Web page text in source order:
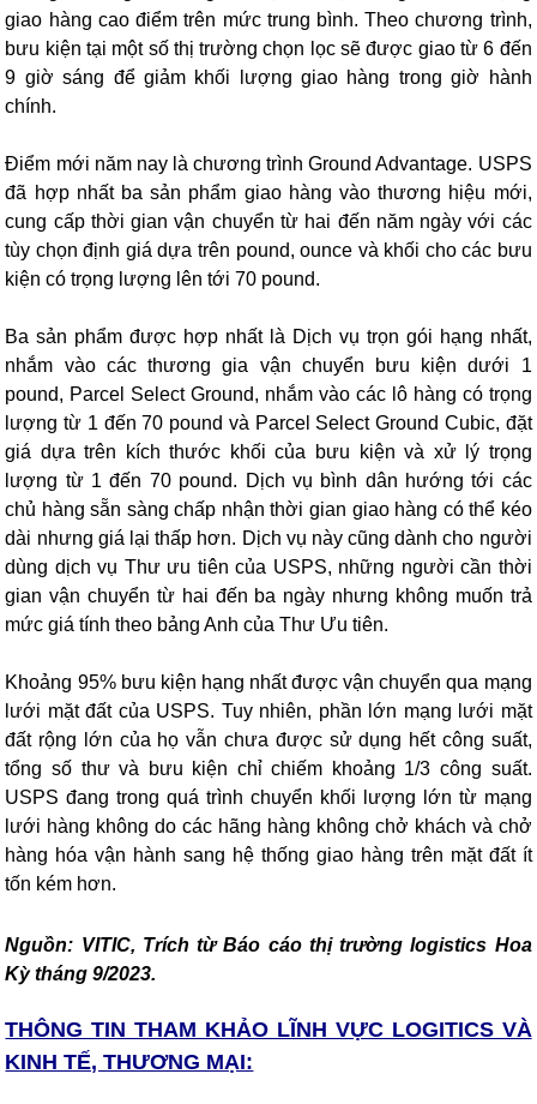
giao hàng cao điểm trên mức trung bình. Theo chương trình,
bưu kiện tại một số thị trường chọn lọc sẽ được giao từ 6 đến
9 giờ sáng để giảm khối lượng giao hàng trong giờ hành
chính.
Điểm mới năm nay là chương trình Ground Advantage. USPS
đã hợp nhất ba sản phẩm giao hàng vào thương hiệu mới,
cung cấp thời gian vận chuyển từ hai đến năm ngày với các
tùy chọn định giá dựa trên pound, ounce và khối cho các bưu
kiện có trọng lượng lên tới 70 pound.
Ba sản phẩm được hợp nhất là Dịch vụ trọn gói hạng nhất,
nhắm vào các thương gia vận chuyển bưu kiện dưới 1
pound, Parcel Select Ground, nhắm vào các lô hàng có trọng
lượng từ 1 đến 70 pound và Parcel Select Ground Cubic, đặt
giá dựa trên kích thước khối của bưu kiện và xử lý trọng
lượng từ 1 đến 70 pound. Dịch vụ bình dân hướng tới các
chủ hàng sẵn sàng chấp nhận thời gian giao hàng có thể kéo
dài nhưng giá lại thấp hơn. Dịch vụ này cũng dành cho người
dùng dịch vụ Thư ưu tiên của USPS, những người cần thời
gian vận chuyển từ hai đến ba ngày nhưng không muốn trả
mức giá tính theo bảng Anh của Thư Ưu tiên.
Khoảng 95% bưu kiện hạng nhất được vận chuyển qua mạng
lưới mặt đất của USPS. Tuy nhiên, phần lớn mạng lưới mặt
đất rộng lớn của họ vẫn chưa được sử dụng hết công suất,
tổng số thư và bưu kiện chỉ chiếm khoảng 1/3 công suất.
USPS đang trong quá trình chuyển khối lượng lớn từ mạng
lưới hàng không do các hãng hàng không chở khách và chở
hàng hóa vận hành sang hệ thống giao hàng trên mặt đất ít
tốn kém hơn.
Nguồn: VITIC, Trích từ Báo cáo thị trường logistics Hoa
Kỳ tháng 9/2023.
THÔNG TIN THAM KHẢO LĨNH VỰC LOGITICS VÀ
KINH TẾ, THƯƠNG MẠI: